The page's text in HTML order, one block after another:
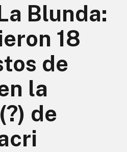
Blunda:
18
de
la
de